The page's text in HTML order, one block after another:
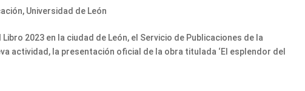
, Universidad de León
2023 en la ciudad de León, el Servicio de Publicaciones de la
actividad, la presentación oficial de la obra titulada ‘El esplendor del